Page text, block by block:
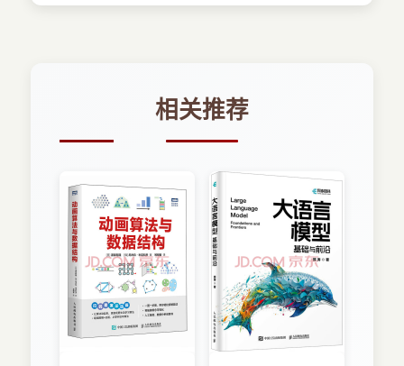
2.6 描边和填充
2.6.3 图案
2.7 上下文状态及变换
2.7.1 平移
2.7.2 缩放
2.7.3 旋转
2.7.4 变换叠加
2.7.5 上下文状态
2.7.6 示例项目中的上下文转换
相关推荐